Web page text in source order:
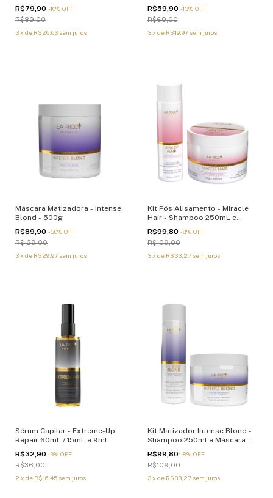
R$79,90 -10% OFF
R$89,00
3x de R$26,63 sem juros
R$59,90 -13% OFF
R$69,00
3 x de R$19,97 sem juros
Máscara Matizadora - Intense
Blond - 500g
R$89,90 -30% OFF
R$129,00
3x de R$29,97 sem juros
Kit Pós Alisamento - Miracle
Hair - Shampoo 250mL e
Máscara 250g
R$99,80 -8% OFF
R$109,00
3 x de R$33,27 sem juros
Sérum Capilar - Extreme-Up
Repair 60mL / 15mL e 9mL
R$32,90 -9% OFF
R$36,00
2 x de R$16,45 sem juros
Kit Matizador Intense Blond -
Shampoo 250ml e Máscara
250g
R$99,80 -8% OFF
R$109,00
3 x de R$33,27 sem juros